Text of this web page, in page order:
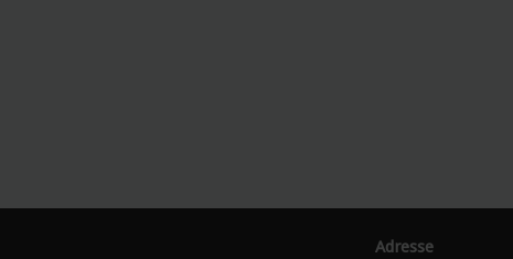
Adresse